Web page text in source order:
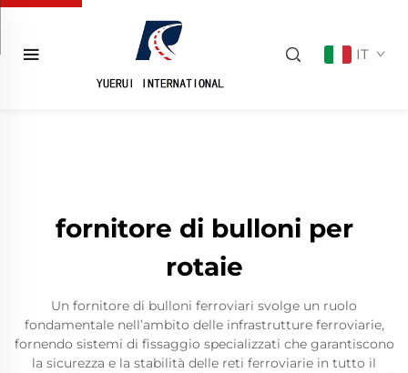
IT
fornitore di bulloni per
rotaie
Un fornitore di bulloni ferroviari svolge un ruolo
fondamentale nell’ambito delle infrastrutture ferroviarie,
fornendo sistemi di fissaggio specializzati che garantiscono
la sicurezza e la stabilità delle reti ferroviarie in tutto il